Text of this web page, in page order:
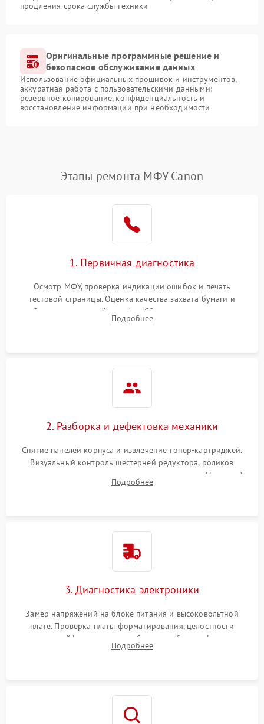
продления срока службы техники
Оригинальные программные решение и
безопасное обслуживание данных
Использование официальных прошивок и инструментов,
аккуратная работа с пользовательскими данными:
резервное копирование, конфиденциальность и
восстановление информации при необходимости
Этапы ремонта МФУ Canon
1. Первичная диагностика
Осмотр МФУ, проверка индикации ошибок и печать
тестовой страницы. Оценка качества захвата бумаги и
работы сканирующей линейки. Сбор данных о замятиях,
дефектах изображения или посторонних шумах при работе.
Подробнее
2. Разборка и дефектовка механики
Снятие панелей корпуса и извлечение тонер-картриджей.
Визуальный контроль шестерней редуктора, роликов
захвата, термопленки и прижимного вала в печи (фьюзере).
Проверка оптики сканера на загрязнения.
Подробнее
3. Диагностика электроники
Замер напряжений на блоке питания и высоковольтной
плате. Проверка платы форматирования, целостности
плоских шлейфов сканера и работоспособности флажков и
оптопар (датчиков прохождения бумаги).
Подробнее